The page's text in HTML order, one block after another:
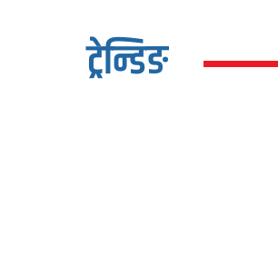
ट्रेन्डिङ